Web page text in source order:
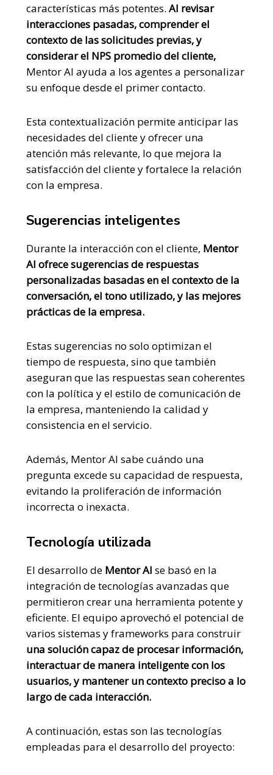
características más potentes. Al revisar
interacciones pasadas, comprender el
contexto de las solicitudes previas, y
considerar el NPS promedio del cliente,
Mentor AI ayuda a los agentes a personalizar
su enfoque desde el primer contacto.
Esta contextualización permite anticipar las
necesidades del cliente y ofrecer una
atención más relevante, lo que mejora la
satisfacción del cliente y fortalece la relación
con la empresa.
Sugerencias inteligentes
Durante la interacción con el cliente, Mentor
AI ofrece sugerencias de respuestas
personalizadas basadas en el contexto de la
conversación, el tono utilizado, y las mejores
prácticas de la empresa.
Estas sugerencias no solo optimizan el
tiempo de respuesta, sino que también
aseguran que las respuestas sean coherentes
con la política y el estilo de comunicación de
la empresa, manteniendo la calidad y
consistencia en el servicio.
Además, Mentor AI sabe cuándo una
pregunta excede su capacidad de respuesta,
evitando la proliferación de información
incorrecta o inexacta.
Tecnología utilizada
El desarrollo de Mentor AI se basó en la
integración de tecnologías avanzadas que
permitieron crear una herramienta potente y
eficiente. El equipo aprovechó el potencial de
varios sistemas y frameworks para construir
una solución capaz de procesar información,
interactuar de manera inteligente con los
usuarios, y mantener un contexto preciso a lo
largo de cada interacción.
A continuación, estas son las tecnologías
empleadas para el desarrollo del proyecto: